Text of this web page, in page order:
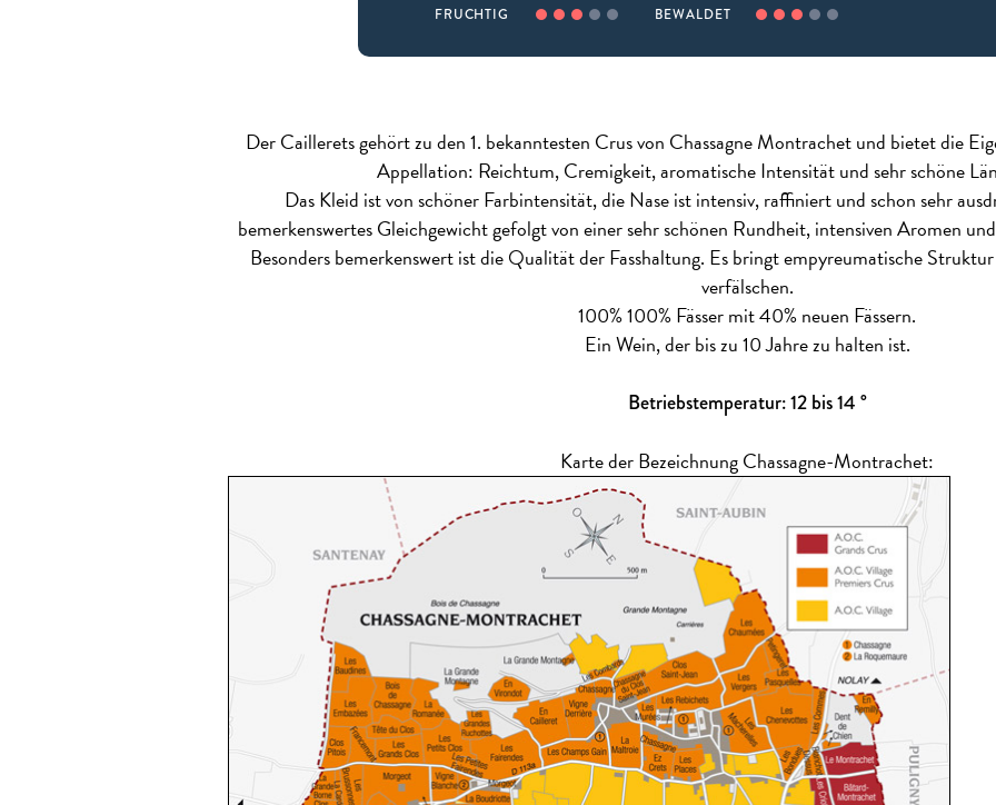
FRUCHTIG BEWALDET
Der Caillerets gehört zu den 1. bekanntesten Crus von Chassagne Montrachet und bietet die
Appellation: Reichtum, Cremigkeit, aromatische Intensität und sehr schöne
Das Kleid ist von schöner Farbintensität, die Nase ist intensiv, raffiniert und schon sehr
bemerkenswertes Gleichgewicht gefolgt von einer sehr schönen Rundheit, intensiven Aromen
Besonders bemerkenswert ist die Qualität der Fasshaltung. Es bringt empyreumatische
verfälschen.
100% 100% Fässer mit 40% neuen Fässern.
Ein Wein, der bis zu 10 Jahre zu halten ist.
Betriebstemperatur: 12 bis 14 °
Karte der Bezeichnung Chassagne-Montrachet: